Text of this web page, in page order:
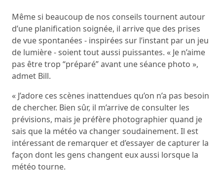
Même si beaucoup de nos conseils tournent autour
d’une planification soignée, il arrive que des prises
de vue spontanées - inspirées sur l’instant par un jeu
de lumière - soient tout aussi puissantes. « Je n’aime
pas être trop “préparé” avant une séance photo »,
admet Bill.
« J’adore ces scènes inattendues qu’on n’a pas besoin
de chercher. Bien sûr, il m’arrive de consulter les
prévisions, mais je préfère photographier quand je
sais que la météo va changer soudainement. Il est
intéressant de remarquer et d’essayer de capturer la
façon dont les gens changent eux aussi lorsque la
météo tourne.